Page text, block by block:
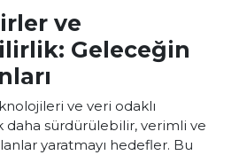
ve
Geleceğin
ve veri odaklı
daha sürdürülebilir, verimli ve
yaratmayı hedefler. Bu